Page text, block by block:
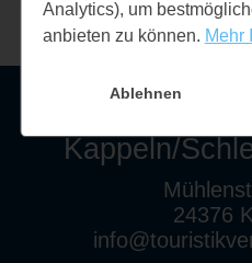
Kappeln/
24376
Analytics), um
anbieten zu können. Mehr
Ablehnen